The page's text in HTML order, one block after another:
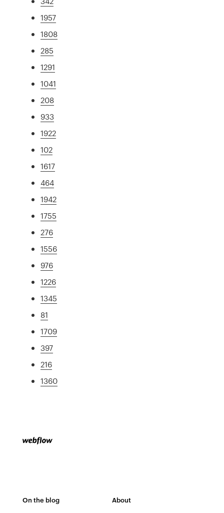
1957
1808
285
1291
1041
208
933
1922
102
1617
464
1942
1755
276
1556
976
1226
1345
81
1709
397
216
1360
On the blog About